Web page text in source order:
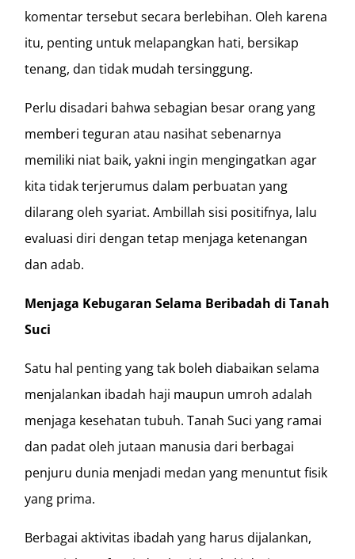
komentar tersebut secara berlebihan. Oleh karena
itu, penting untuk melapangkan hati, bersikap
tenang, dan tidak mudah tersinggung.
Perlu disadari bahwa sebagian besar orang yang
memberi teguran atau nasihat sebenarnya
memiliki niat baik, yakni ingin mengingatkan agar
kita tidak terjerumus dalam perbuatan yang
dilarang oleh syariat. Ambillah sisi positifnya, lalu
evaluasi diri dengan tetap menjaga ketenangan
dan adab.
Menjaga Kebugaran Selama Beribadah di Tanah
Suci
Satu hal penting yang tak boleh diabaikan selama
menjalankan ibadah haji maupun umroh adalah
menjaga kesehatan tubuh. Tanah Suci yang ramai
dan padat oleh jutaan manusia dari berbagai
penjuru dunia menjadi medan yang menuntut fisik
yang prima.
Berbagai aktivitas ibadah yang harus dijalankan,